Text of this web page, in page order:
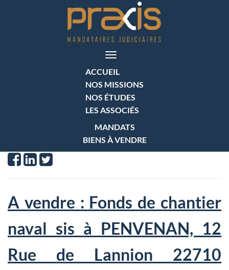
Toggle
navigation
ACCUEIL
NOS MISSIONS
NOS ÉTUDES
LES ASSOCIÉS
MANDATS
BIENS À VENDRE
A vendre : Fonds de chantier
naval sis à PENVENAN, 12
Rue de Lannion 22710